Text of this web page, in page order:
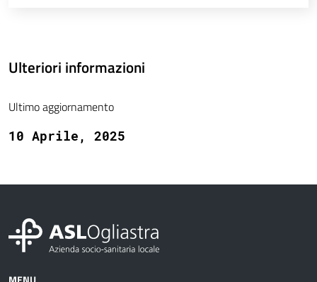
Ulteriori informazioni
Ultimo aggiornamento
10 Aprile, 2025